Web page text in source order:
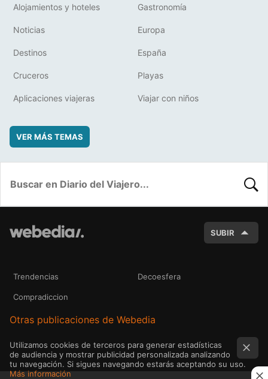
Alojamientos y hoteles Gastronomía
Noticias Europa
Destinos España
Cruceros Playas
Aplicaciones viajeras Viajar con niños
VER MÁS TEMAS
SUBIR
Trendencias Decoesfera
Compradiccion
Otras publicaciones de Webedia
Utilizamos cookies de terceros para generar estadísticas
de audiencia y mostrar publicidad personalizada analizando
tu navegación. Si sigues navegando estarás aceptando su uso.
Más información